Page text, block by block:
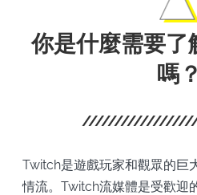
你是什​​麼需要
嗎？
Twitch是遊戲玩家和觀眾的巨
情流。Twitch流媒體是受歡迎